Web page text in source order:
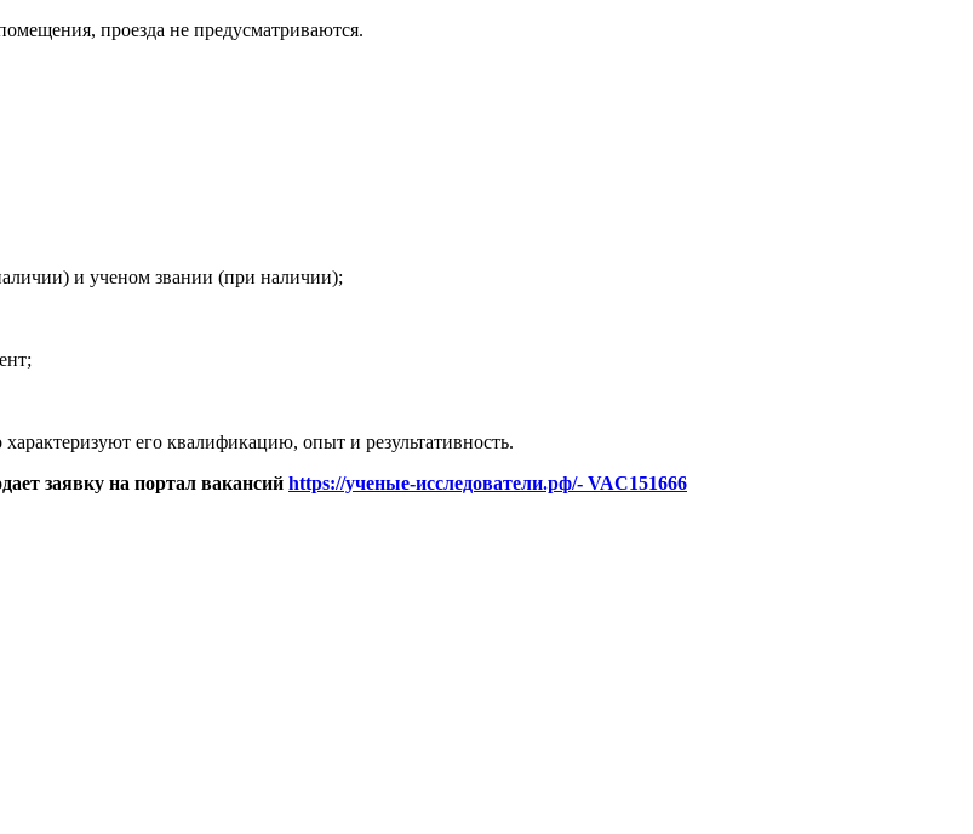
проезда не предусматриваются.
и ученом звании (при наличии);
его квалификацию, опыт и результативность.
заявку на портал вакансий https://ученые-исследователи.рф/- VAC151666